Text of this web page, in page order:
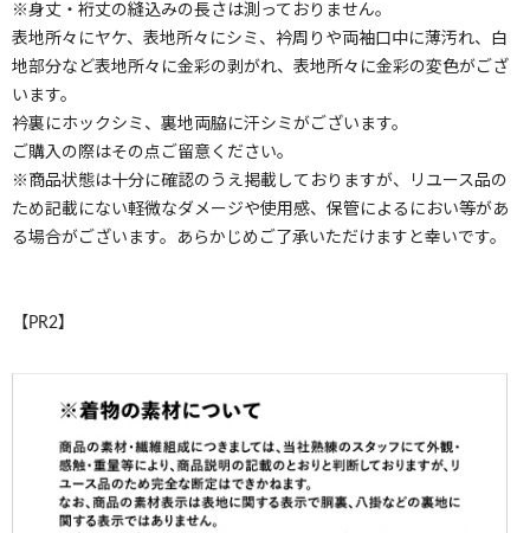
※身丈・裄丈の縫込みの長さは測っておりません。
表地所々にヤケ、表地所々にシミ、衿周りや両袖口中に薄汚れ、白
地部分など表地所々に金彩の剥がれ、表地所々に金彩の変色がござ
います。
衿裏にホックシミ、裏地両脇に汗シミがございます。
ご購入の際はその点ご留意ください。
※商品状態は十分に確認のうえ掲載しておりますが、リユース品の
ため記載にない軽微なダメージや使用感、保管によるにおい等があ
る場合がございます。あらかじめご了承いただけますと幸いです。
【PR2】